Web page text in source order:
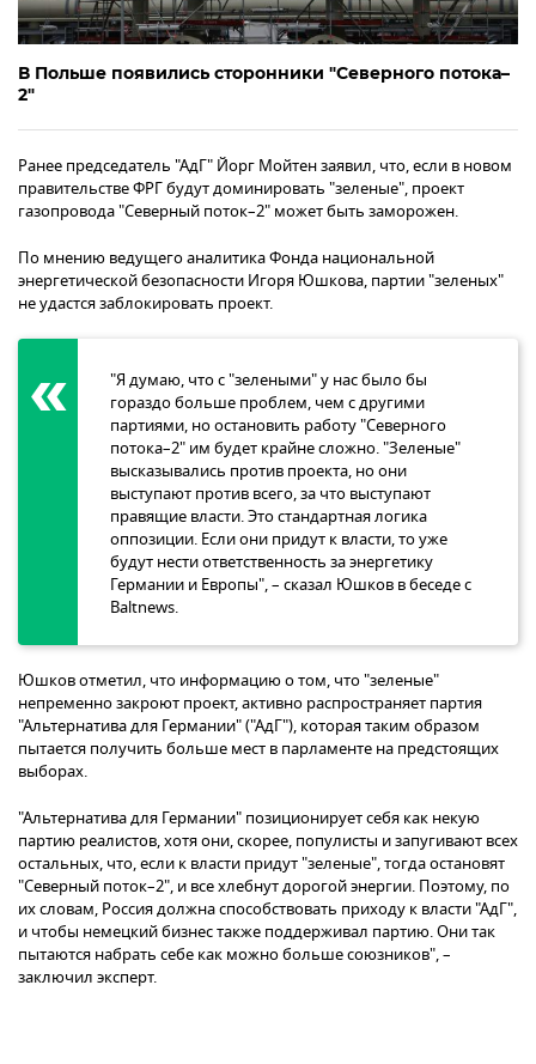
В Польше появились сторонники "Северного потока–
2"
Ранее председатель "АдГ" Йорг Мойтен заявил, что, если в новом
правительстве ФРГ будут доминировать "зеленые", проект
газопровода "Северный поток–2" может быть заморожен.
По мнению ведущего аналитика Фонда национальной
энергетической безопасности Игоря Юшкова, партии "зеленых"
не удастся заблокировать проект.
"Я думаю, что с "зелеными" у нас было бы
гораздо больше проблем, чем с другими
партиями, но остановить работу "Северного
потока–2" им будет крайне сложно. "Зеленые"
высказывались против проекта, но они
выступают против всего, за что выступают
правящие власти. Это стандартная логика
оппозиции. Если они придут к власти, то уже
будут нести ответственность за энергетику
Германии и Европы", – сказал Юшков в беседе с
Baltnews.
Юшков отметил, что информацию о том, что "зеленые"
непременно закроют проект, активно распространяет партия
"Альтернатива для Германии" ("АдГ"), которая таким образом
пытается получить больше мест в парламенте на предстоящих
выборах.
"Альтернатива для Германии" позиционирует себя как некую
партию реалистов, хотя они, скорее, популисты и запугивают всех
остальных, что, если к власти придут "зеленые", тогда остановят
"Северный поток–2", и все хлебнут дорогой энергии. Поэтому, по
их словам, Россия должна способствовать приходу к власти "АдГ",
и чтобы немецкий бизнес также поддерживал партию. Они так
пытаются набрать себе как можно больше союзников", –
заключил эксперт.